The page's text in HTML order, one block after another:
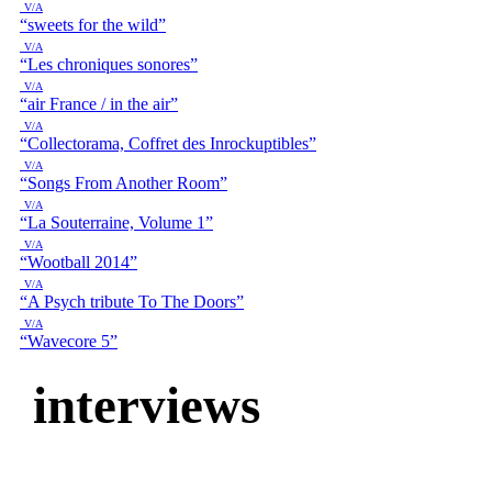
V/A
“sweets for the wild”
V/A
“Les chroniques sonores”
V/A
“air France / in the air”
V/A
“Collectorama, Coffret des Inrockuptibles”
V/A
“Songs From Another Room”
V/A
“La Souterraine, Volume 1”
V/A
“Wootball 2014”
V/A
“A Psych tribute To The Doors”
V/A
“Wavecore 5”
interviews